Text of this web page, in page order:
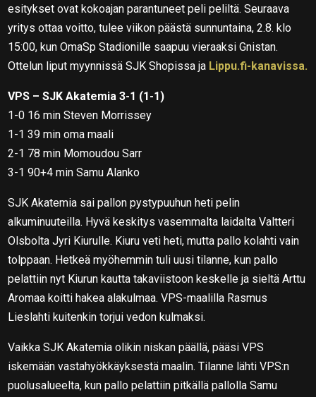
esitykset ovat kokoajan parantuneet peli peliltä. Seuraava
yritys ottaa voitto, tulee viikon päästä sunnuntaina, 2.8. klo
15:00, kun OmaSp Stadionille saapuu vieraaksi Gnistan.
Ottelun liput myynnissä SJK Shopissa ja Lippu.fi-kanavissa.
VPS – SJK Akatemia 3-1 (1-1)
1-0 16 min Steven Morrissey
1-1 39 min oma maali
2-1 78 min Momoudou Sarr
3-1 90+4 min Samu Alanko
SJK Akatemia sai pallon pystypuuhun heti pelin
alkuminuuteilla. Hyvä keskitys vasemmalta laidalta Valtteri
Olsbolta Jyri Kiurulle. Kiuru veti heti, mutta pallo kolahti vain
tolppaan. Hetkeä myöhemmin tuli uusi tilanne, kun pallo
pelattiin nyt Kiurun kautta takaviistoon keskelle ja sieltä Arttu
Aromaa koitti hakea alakulmaa. VPS-maalilla Rasmus
Lieslahti kuitenkin torjui vedon kulmaksi.
Vaikka SJK Akatemia olikin niskan päällä, pääsi VPS
iskemään vastahyökkäyksestä maalin. Tilanne lähti VPS:n
puolusalueelta, kun pallo pelattiin pitkällä pallolla Samu